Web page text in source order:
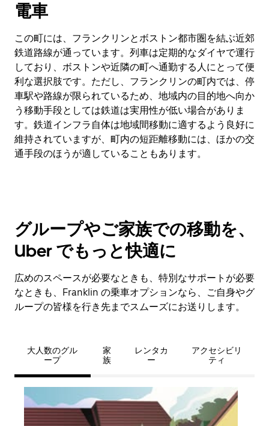
電車
この町には、フランクリンとボストン都市圏を結ぶ近郊
鉄道路線が通っています。列車は定期的なダイヤで運行
しており、ボストンや近隣の町へ通勤する人にとって便
利な選択肢です。ただし、フランクリンの町内では、停
車駅や路線が限られているため、地域内の目的地へ向か
う移動手段としては鉄道は実用性が低い場合がありま
す。鉄道インフラ自体は地域間移動に適するよう良好に
維持されていますが、町内の短距離移動には、ほかの交
通手段のほうが適していることもあります。
グループやご家族での移動を、
Uber でもっと快適に
広めのスペースが必要なときも、特別なサポートが必要
なときも、Franklin の乗車オプションなら、ご自身やグ
ループの皆様を行き先までスムーズにお送りします。
大人数のグル
ープ
家
族
レンタカ
ー
アクセシビリ
ティ